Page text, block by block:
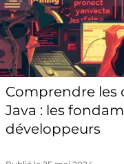
Comprendre les
Java : les
développeurs